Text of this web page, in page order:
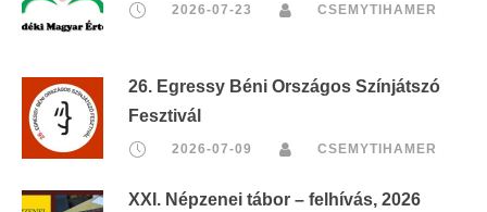
2026-07-23 CSEMYTIHAMER
26. Egressy Béni Országos Színjátszó
Fesztivál
2026-07-09 CSEMYTIHAMER
XXI. Népzenei tábor – felhívás, 2026